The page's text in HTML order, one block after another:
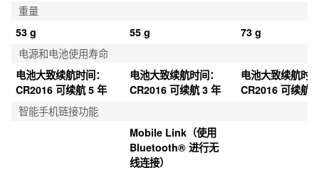
重量
53 g
55 g
73 g
电源和电池使用寿命
电池大致续航时间：
CR2016 可续航 5 年
电池大致续航时间：
CR2016 可续航 3 年
电池大致续航时
CR2016 可续航
智能手机链接功能
Mobile Link（使用
Bluetooth® 进行无
线连接）